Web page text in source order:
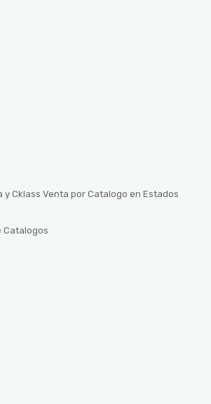
y Cklass Venta por Catalogo en Estados
Catalogos